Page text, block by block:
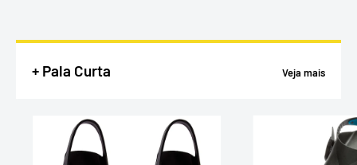
+ Pala Curta Veja mais